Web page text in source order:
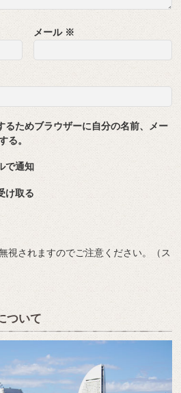
メール ※
るためブラウザーに自分の名前、メー
る。
で通知
け取る
視されますのでご注意ください。（ス
ついて